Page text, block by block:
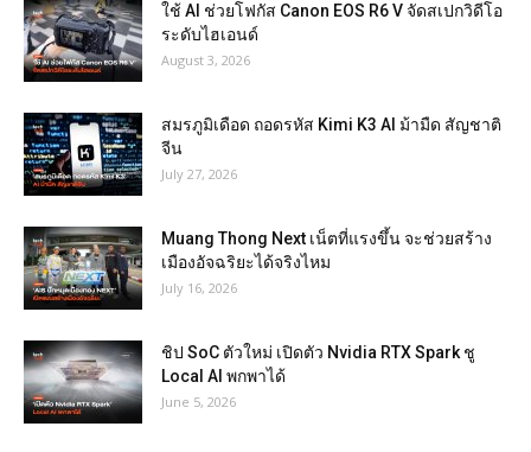
ใช้ AI ช่วยโฟกัส Canon EOS R6 V จัดสเปกวิดีโอ
ระดับไฮเอนด์
August 3, 2026
สมรภูมิเดือด ถอดรหัส Kimi K3 AI ม้ามืด สัญชาติ
จีน
July 27, 2026
Muang Thong Next เน็ตที่แรงขึ้น จะช่วยสร้าง
เมืองอัจฉริยะได้จริงไหม
July 16, 2026
ชิป SoC ตัวใหม่ เปิดตัว Nvidia RTX Spark ชู
Local AI พกพาได้
June 5, 2026